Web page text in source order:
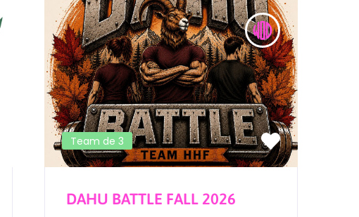
Team de 3
DAHU BATTLE FALL 2026